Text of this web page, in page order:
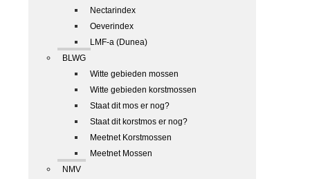
Nectarindex
Oeverindex
LMF-a (Dunea)
BLWG
Witte gebieden mossen
Witte gebieden korstmossen
Staat dit mos er nog?
Staat dit korstmos er nog?
Meetnet Korstmossen
Meetnet Mossen
NMV